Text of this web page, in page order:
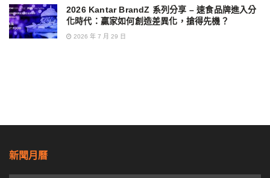
2026 Kantar BrandZ 系列分享 – 速食品牌進入分
化時代：贏家如何創造差異化，搶得先機？
2026 年 7 月 29 日
新聞月曆